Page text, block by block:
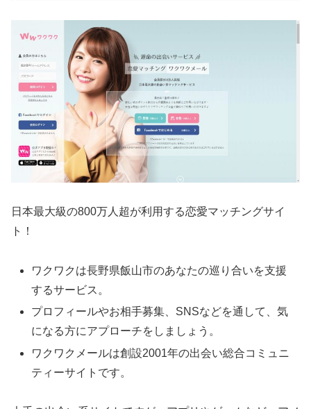
日本最大級の800万人超が利用する恋愛マッチングサイ
ト！
ワクワクは長野県飯山市のあなたの巡り合いを支援
するサービス。
プロフィールやお相手募集、SNSなどを通して、気
になる方にアプローチをしましょう。
ワクワクメールは創設2001年の出会い総合コミュニ
ティーサイトです。